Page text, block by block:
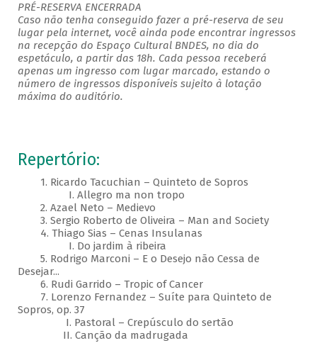
PRÉ-RESERVA ENCERRADA
Caso não tenha conseguido fazer a pré-reserva de seu
lugar pela internet, você ainda pode encontrar ingressos
na recepção do Espaço Cultural BNDES, no dia do
espetáculo, a partir das 18h. Cada pessoa receberá
apenas um ingresso com lugar marcado, estando o
número de ingressos disponíveis sujeito à lotação
máxima do auditório.
Repertório:
1. Ricardo Tacuchian – Quinteto de Sopros
I. Allegro ma non tropo
2. Azael Neto – Medievo
3. Sergio Roberto de Oliveira – Man and Society
4. Thiago Sias – Cenas Insulanas
I. Do jardim à ribeira
5. Rodrigo Marconi – E o Desejo não Cessa de
Desejar...
6. Rudi Garrido – Tropic of Cancer
7. Lorenzo Fernandez – Suíte para Quinteto de
Sopros, op. 37
I. Pastoral – Crepúsculo do sertão
II. Canção da madrugada